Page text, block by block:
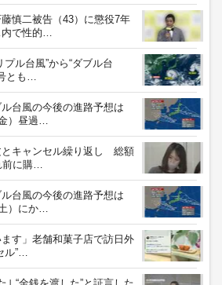
慎二被告（43）に懲役7年
で性的…
プル台風”から“ダブル台
とも…
ル台風の今後の進路予想は
）昼過…
とキャンセル繰り返し 総額
前に購…
ル台風の今後の進路予想は
）にか…
ます」老舗和菓子店で訪日外
ル”…